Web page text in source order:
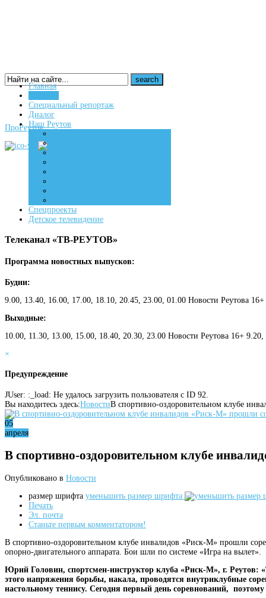
16+
ПроРеутов
Главная
Специальный репортаж
Диалог
Наш Реутов
Спецпроекты
Детское телевидение
Телеканал «ТВ-РЕУТОВ»
Программа новостных выпусков:
Будни:
9.00, 13.40, 16.00, 17.00, 18.10, 20.45, 23.00, 01.00 Новости Реутова
Выходные:
10.00, 11.30, 13.00, 15.00, 18.40, 20.30, 23.00 Новости Реутова 16+
×
Предупреждение
JUser: :_load: Не удалось загрузить пользователя с ID 92.
Вы находитесь здесь:НовостиВ спортивно-оздоровительном клубе
05
апреля
В спортивно-оздоровительном клубе
Опубликовано в Новости
размер шрифта уменьшить размер шрифта
Печать
Эл. почта
Станьте первым комментатором!
В спортивно-оздоровительном клубе инвалидов «Риск-М» прошли
опорно-двигательного аппарата. Бои шли по системе «Игра на вылет».
Юрий Головин, спортсмен-инструктор клуба «Риск-М», г. Реутов:
этого напряжения борьбы, накала, проводятся внутриклубные
настольному теннису. Сегодня первый день соревнований,